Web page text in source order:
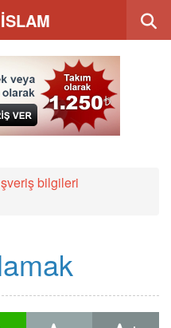
bilgileri